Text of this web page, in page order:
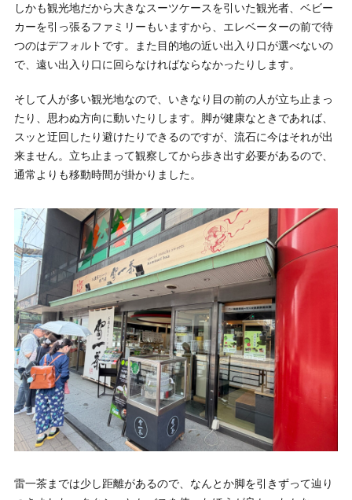
しかも観光地だから大きなスーツケースを引いた観光者、ベビー
カーを引っ張るファミリーもいますから、エレベーターの前で待
つのはデフォルトです。また目的地の近い出入り口が選べないの
で、遠い出入り口に回らなければならなかったりします。
そして人が多い観光地なので、いきなり目の前の人が立ち止まっ
たり、思わぬ方向に動いたりします。脚が健康なときであれば、
スッと迂回したり避けたりできるのですが、流石に今はそれが出
来ません。立ち止まって観察してから歩き出す必要があるので、
通常よりも移動時間が掛かりました。
雷一茶までは少し距離があるので、なんとか脚を引きずって辿り